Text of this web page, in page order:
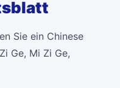
Sie ein Chinese
Ge, Mi Zi Ge,